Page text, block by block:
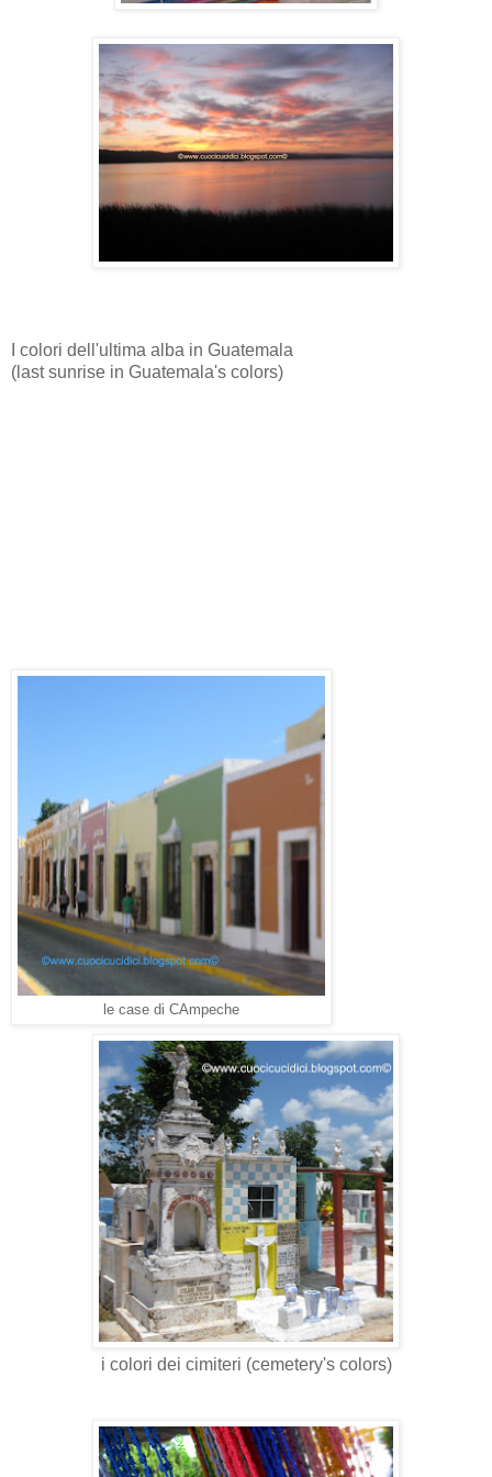
I colori dell'ultima alba in Guatemala
(last sunrise in Guatemala's colors)
le case di CAmpeche
i colori dei cimiteri (cemetery's colors)